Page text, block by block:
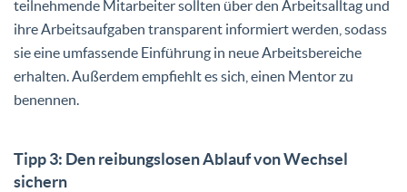
teilnehmende Mitarbeiter sollten über den Arbeitsalltag und
ihre Arbeitsaufgaben transparent informiert werden, sodass
sie eine umfassende Einführung in neue Arbeitsbereiche
erhalten. Außerdem empfiehlt es sich, einen Mentor zu
benennen.
Tipp 3: Den reibungslosen Ablauf von Wechsel
sichern